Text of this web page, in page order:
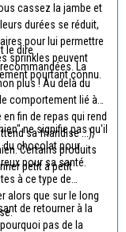
cassez la jambe et
durées se réduit,
pour lui permettre
sprinkles peuvent
pourtant connu.
le dire
La
plus ! Au delà du
comportement lié à
fin de repas qui rend
sa friandise ...),
Certains produits
petit à petit
ne signifie pas qu'il
du chocolat pour
pour sa santé.
à ce type de
alors que sur le long
de retourner à la
pas de la